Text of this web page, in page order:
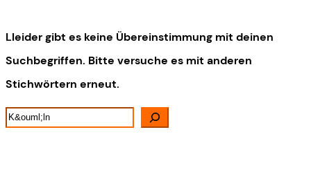
Lleider gibt es keine Übereinstimmung mit deinen
Suchbegriffen. Bitte versuche es mit anderen
Stichwörtern erneut.
Suche